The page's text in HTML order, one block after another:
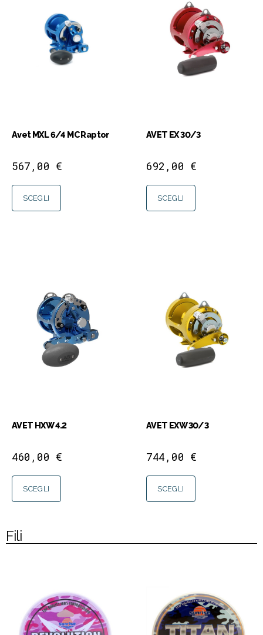
Avet MXL 6/4 MC Raptor
567,00 €
SCEGLI
AVET EX 30/3
692,00 €
SCEGLI
AVET HXW 4.2
460,00 €
SCEGLI
AVET EXW 30/3
744,00 €
SCEGLI
Fili